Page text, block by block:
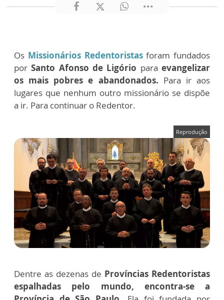
Os Missionários Redentoristasforam fundados
por Santo Afonso de Ligório paraevangelizar
os mais pobres e abandonados. Para ir aos
lugares que nenhum outro missionário se dispõe
a ir. Para continuar o Redentor.
Reprodução
Dentre as dezenas de Províncias Redentoristas
espalhadas pelo mundo, encontra-se a